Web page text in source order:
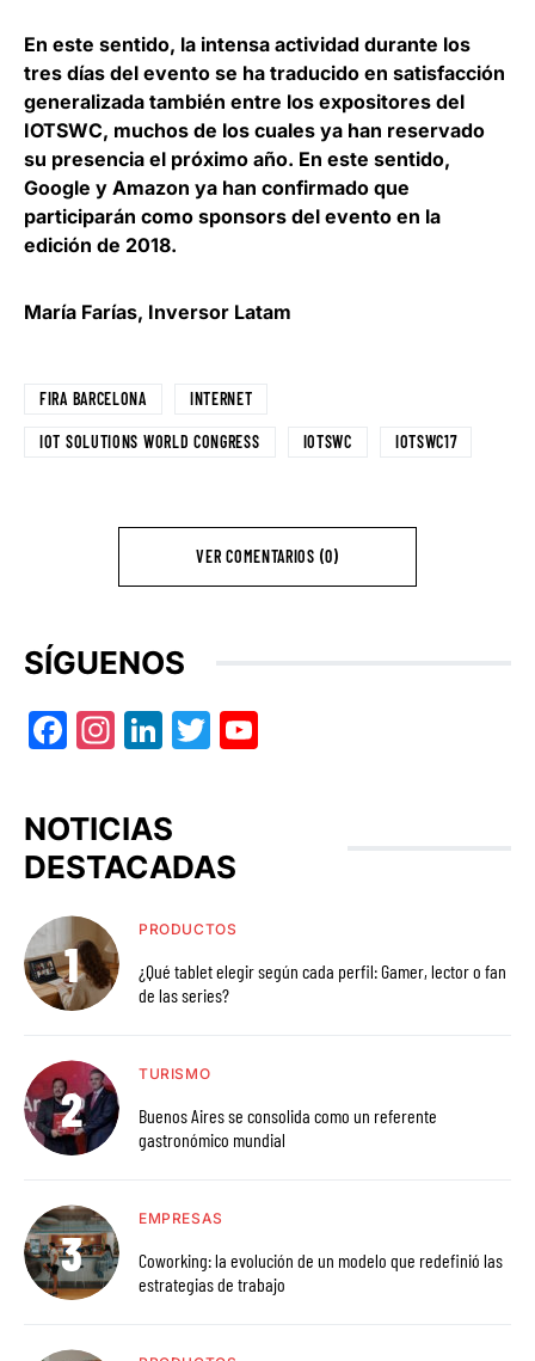
En este sentido, la intensa actividad durante los
tres días del evento se ha traducido en satisfacción
generalizada también entre los expositores del
IOTSWC, muchos de los cuales ya han reservado
su presencia el próximo año. En este sentido,
Google y Amazon ya han confirmado que
participarán como sponsors del evento en la
edición de 2018.
María Farías, Inversor Latam
FIRA BARCELONA INTERNET
IOT SOLUTIONS WORLD CONGRESS IOTSWC IOTSWC17
VER COMENTARIOS (0)
SÍGUENOS
Facebook
Instagram
LinkedIn
Twitter
NOTICIAS
DESTACADAS
PRODUCTOS
¿Qué tablet elegir según cada perfil: Gamer, lector o fan
de las series?
TURISMO
Buenos Aires se consolida como un referente
gastronómico mundial
EMPRESAS
Coworking: la evolución de un modelo que redefinió las
estrategias de trabajo